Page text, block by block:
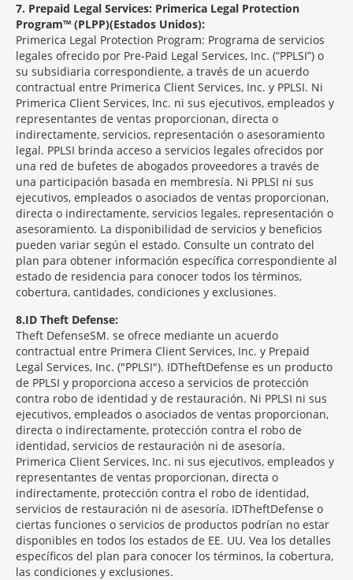
7 Prepaid Legal Services: Primerica Legal Protection
Program™ (PLPP)(Estados Unidos):
Primerica Legal Protection Program: Programa de servicios
legales ofrecido por Pre-Paid Legal Services, Inc. (“PPLSI”) o
su subsidiaria correspondiente, a través de un acuerdo
contractual entre Primerica Client Services, Inc. y PPLSI. Ni
Primerica Client Services, Inc. ni sus ejecutivos, empleados y
representantes de ventas proporcionan, directa o
indirectamente, servicios, representación o asesoramiento
legal. PPLSI brinda acceso a servicios legales ofrecidos por
una red de bufetes de abogados proveedores a través de
una participación basada en membresía. Ni PPLSI ni sus
ejecutivos, empleados o asociados de ventas proporcionan,
directa o indirectamente, servicios legales, representación o
asesoramiento. La disponibilidad de servicios y beneficios
pueden variar según el estado. Consulte un contrato del
plan para obtener información específica correspondiente al
estado de residencia para conocer todos los términos,
cobertura, cantidades, condiciones y exclusiones.
8 ID Theft Defense:
Theft DefenseSM se ofrece mediante un acuerdo
contractual entre Primera Client Services, Inc. y Prepaid
Legal Services, Inc. ("PPLSI"). IDTheftDefense es un producto
de PPLSI y proporciona acceso a servicios de protección
contra robo de identidad y de restauración. Ni PPLSI ni sus
ejecutivos, empleados o asociados de ventas proporcionan,
directa o indirectamente, protección contra el robo de
identidad, servicios de restauración ni de asesoría.
Primerica Client Services, Inc. ni sus ejecutivos, empleados y
representantes de ventas proporcionan, directa o
indirectamente, protección contra el robo de identidad,
servicios de restauración ni de asesoría. IDTheftDefense o
ciertas funciones o servicios de productos podrían no estar
disponibles en todos los estados de EE. UU. Vea los detalles
específicos del plan para conocer los términos, la cobertura,
las condiciones y exclusiones.